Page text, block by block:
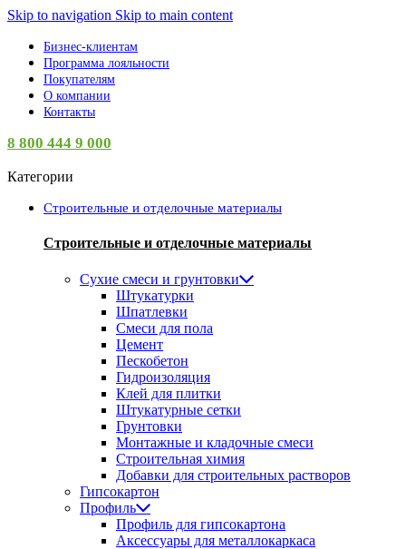
Skip to navigation Skip to main content
Бизнес-клиентам
Программа лояльности
Покупателям
О компании
Контакты
8 800 444 9 000
Категории
Строительные и отделочные материалы
Строительные и отделочные материалы
Сухие смеси и грунтовки
Штукатурки
Шпатлевки
Смеси для пола
Цемент
Пескобетон
Гидроизоляция
Клей для плитки
Штукатурные сетки
Грунтовки
Монтажные и кладочные смеси
Строительная химия
Добавки для строительных растворов
Гипсокартон
Профиль
Профиль для гипсокартона
Аксессуары для металлокаркаса